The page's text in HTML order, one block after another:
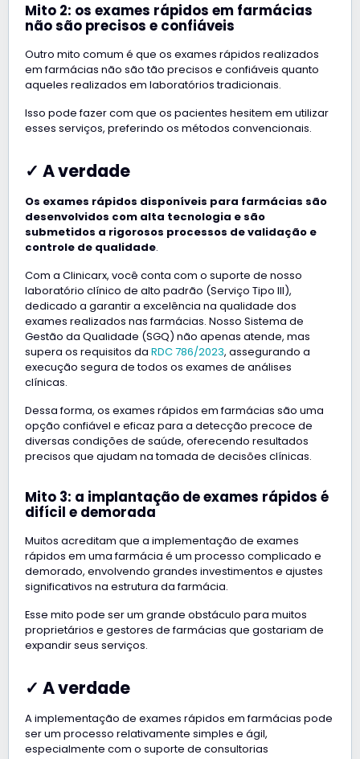
Mito 2: os exames rápidos em farmácias
não são precisos e confiáveis
Outro mito comum é que os exames rápidos realizados
em farmácias não são tão precisos e confiáveis quanto
aqueles realizados em laboratórios tradicionais.
Isso pode fazer com que os pacientes hesitem em utilizar
esses serviços, preferindo os métodos convencionais.
✓ A verdade
Os exames rápidos disponíveis para farmácias são
desenvolvidos com alta tecnologia e são
submetidos a rigorosos processos de validação e
controle de qualidade.
Com a Clinicarx, você conta com o suporte de nosso
laboratório clínico de alto padrão (Serviço Tipo III),
dedicado a garantir a excelência na qualidade dos
exames realizados nas farmácias. Nosso Sistema de
Gestão da Qualidade (SGQ) não apenas atende, mas
supera os requisitos da RDC 786/2023, assegurando a
execução segura de todos os exames de análises
clínicas.
Dessa forma, os exames rápidos em farmácias são uma
opção confiável e eficaz para a detecção precoce de
diversas condições de saúde, oferecendo resultados
precisos que ajudam na tomada de decisões clínicas.
Mito 3: a implantação de exames rápidos é
difícil e demorada
Muitos acreditam que a implementação de exames
rápidos em uma farmácia é um processo complicado e
demorado, envolvendo grandes investimentos e ajustes
significativos na estrutura da farmácia.
Esse mito pode ser um grande obstáculo para muitos
proprietários e gestores de farmácias que gostariam de
expandir seus serviços.
✓ A verdade
A implementação de exames rápidos em farmácias pode
ser um processo relativamente simples e ágil,
especialmente com o suporte de consultorias